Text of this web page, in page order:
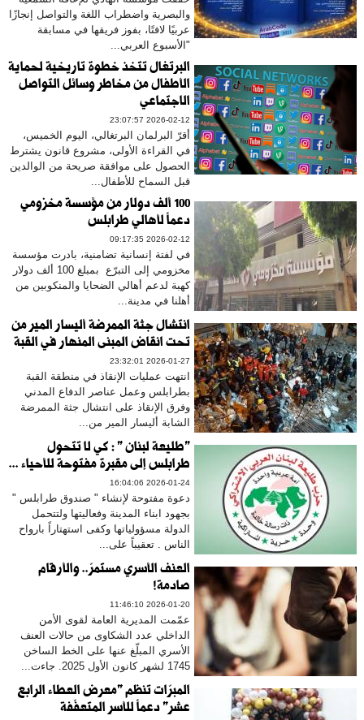
والبصرية واضطراب اللغة والتواصل إنجازًا
عربيًا لافتًا، بفوز فريقها في مسابقة
"الأسبوع العربي...
البرتغال تتخذ خطوة تاريخية لحماية
الأطفال من مخاطر وسائل التواصل
الاجتماعي
2026-02-12 23:07:57
أقرّ البرلمان البرتغالي، اليوم الخميس،
في القراءة الأولى، مشروع قانون يشترط
الحصول على موافقة صريحة من الوالدين
قبل السماح للأطفال...
100 ألف دولار من مؤسسة مخزومي
دعماً لأهالي طرابلس
2026-02-12 09:17:35
في لفتة إنسانية تضامنية، بادرت مؤسسة
مخزومي إلى التبرّع بمبلغ 100 ألف دولار
كهبة لدعم أهالي الضحايا والمنكوبين من
أهلنا في مدينة...
انتشال جثة الممرضة أليسار المير من
تحت انقاض المبنى المنهار في القبة
2026-01-27 23:32:01
انتهت عمليات الإنقاذ في منطقة القبة
بطرابلس وعمل عناصر الدفاع المدني
وفرق الإنقاذ على انتشال جثة الممرضة
الشابة أليسار المير من...
"طليعة لبنان " : كي لا تتحول
طرابلس إلى مقبرة مفتوحة للأحياء ...
2026-01-24 16:04:06
دعوة مفتوحة لإنشاء " صندوق طرابلس "
بجهود ابناء المدينة وفعاليتها ولتتحمل
الدولة مسؤولياتها وكفى استهتاراً بارواح
الناس . تعقيباً على...
العنف الأسري مستمرّ.. والأرقام
صادمة!
2026-01-20 11:46:10
عمّمت المديرية العامة لقوى الأمن
الداخلي عدد الشكاوى من حالات العنف
الأسري المبلّغ عنها على الخط الساخن
1745 لشهر كانون الأول 2025. جاءت...
المبرّات تنظم "معرض العطاء الرابع
عشر" دعماً للأسر المتعفّفة